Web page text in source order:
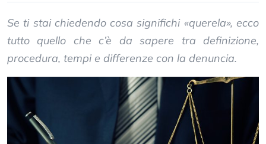
Se ti stai chiedendo cosa significhi «querela», ecco
tutto quello che c’è da sapere tra definizione,
procedura, tempi e differenze con la denuncia.